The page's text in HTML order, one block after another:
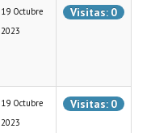
19 Octubre
2023
Visitas: 0
19 Octubre
2023
Visitas: 0